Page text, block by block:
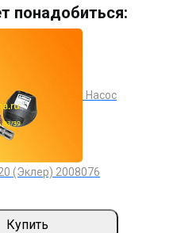
понадобиться:
Насос
(Эклер) 2008076
Купить